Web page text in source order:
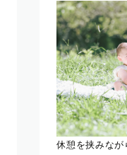
休憩を挟みな